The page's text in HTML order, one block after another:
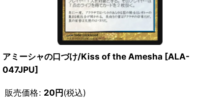
アミーシャの口づけ/Kiss of the Amesha [ALA-
047JPU]
販売価格: 20円(税込)